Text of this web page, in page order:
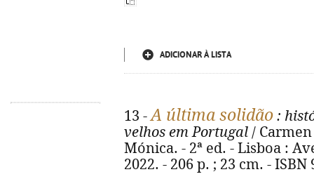
ADICIONAR À LISTA
13 -A última solidão :
velhos em Portugal /
Mónica. - 2ª ed. - Lisboa :
2022. - 206 p. ; 23 cm. - ISBN